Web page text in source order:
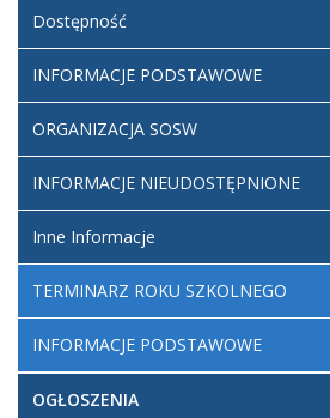
Dostępność
INFORMACJE PODSTAWOWE
ORGANIZACJA SOSW
INFORMACJE NIEUDOSTĘPNIONE
Inne Informacje
TERMINARZ ROKU SZKOLNEGO
INFORMACJE PODSTAWOWE
OGŁOSZENIA